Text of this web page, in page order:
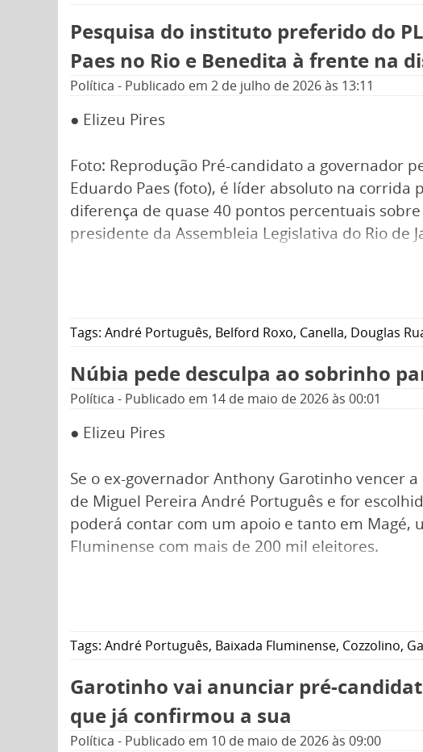
Pesquisa do instituto preferido do
Paes no Rio e Benedita à frente na
Política - Publicado em 2 de julho de 2026às 13:11
● Elizeu Pires
Foto: Reprodução Pré-candidato a governador
Eduardo Paes (foto), é líder absoluto na corrida
diferença de quase 40 pontos percentuais
presidente da Assembleia Legislativa do Rio de
Tags: André Português, Belford Roxo, Canella, Douglas
Núbia pede desculpa ao sobrinho
Política - Publicado em 14 de maio de 2026às 00:01
● Elizeu Pires
Se o ex-governador Anthony Garotinho vencer
de Miguel Pereira André Português e for
poderá contar com um apoio e tanto em Magé,
Fluminense com mais de 200 mil eleitores.
Tags: André Português, Baixada Fluminense, Cozzolino,
Garotinho vai anunciar pré-
que já confirmou a sua
Política - Publicado em 10 de maio de 2026às 09:00